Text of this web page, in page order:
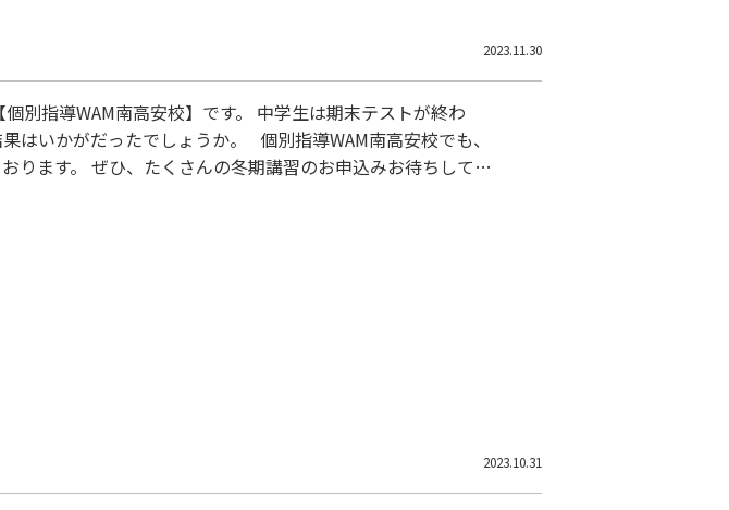
2023.11.30
別指導WAM南高安校】です。 中学生は期末テストが終わ
はいかがだったでしょうか。 個別指導WAM南高安校でも、
ります。 ぜひ、たくさんの冬期講習のお申込みお待ちしてお
2023.10.31